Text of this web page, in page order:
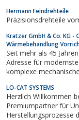
geschliffene Präzisionsteile, geschliffene Achsen,
Wellen, uvm.
Hermann Feindrehteile
Präzisionsdrehteile
Kratzer GmbH & Co. KG
Wärmebehandlung
Seit mehr als 45
Adresse für
komplexe
qualifizierte und
LO-CAT SYSTEMS
Herzlich Willkommen
Premiumpartner für
Herstellungsprozesse